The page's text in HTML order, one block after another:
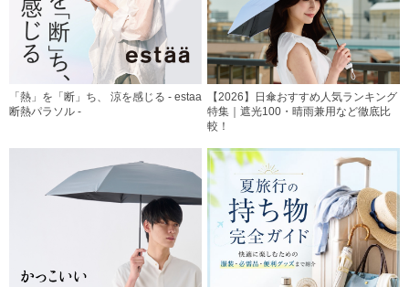
「熱」を「断」ち、 涼を感じる - estaa
断熱パラソル -
【2026】日傘おすすめ人気ランキング
特集｜遮光100・晴雨兼用など徹底比
較！